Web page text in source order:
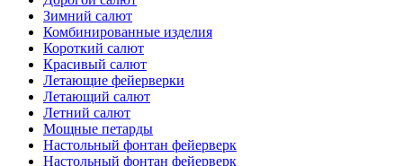
Зимний салют
Комбинированные изделия
Короткий салют
Красивый салют
Летающие фейерверки
Летающий салют
Летний салют
Мощные петарды
Настольный фонтан фейерверк
Настольный фонтан фейерверк